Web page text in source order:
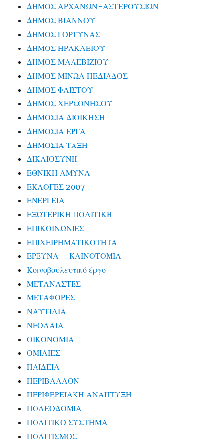
ΔΗΜΟΣ ΑΡΧΑΝΩΝ-ΑΣΤΕΡΟΥΣΙΩΝ
ΔΗΜΟΣ ΒΙΑΝΝΟΥ
ΔΗΜΟΣ ΓΟΡΤΥΝΑΣ
ΔΗΜΟΣ ΗΡΑΚΛΕΙΟΥ
ΔΗΜΟΣ ΜΑΛΕΒΙΖΙΟΥ
ΔΗΜΟΣ ΜΙΝΩΑ ΠΕΔΙΑΔΟΣ
ΔΗΜΟΣ ΦΑΙΣΤΟΥ
ΔΗΜΟΣ ΧΕΡΣΟΝΗΣΟΥ
ΔΗΜΟΣΙΑ ΔΙΟΙΚΗΣΗ
ΔΗΜΟΣΙΑ ΕΡΓΑ
ΔΗΜΟΣΙΑ ΤΑΞΗ
ΔΙΚΑΙΟΣΥΝΗ
ΕΘΝΙΚΗ ΑΜΥΝΑ
ΕΚΛΟΓΕΣ 2007
ΕΝΕΡΓΕΙΑ
ΕΞΩΤΕΡΙΚΗ ΠΟΛΙΤΙΚΗ
ΕΠΙΚΟΙΝΩΝΙΕΣ
ΕΠΙΧΕΙΡΗΜΑΤΙΚΟΤΗΤΑ
ΕΡΕΥΝΑ – ΚΑΙΝΟΤΟΜΙΑ
Κοινοβουλευτικό έργο
ΜΕΤΑΝΑΣΤΕΣ
ΜΕΤΑΦΟΡΕΣ
ΝΑΥΤΙΛΙΑ
ΝΕΟΛΑΙΑ
ΟΙΚΟΝΟΜΙΑ
ΟΜΙΛΙΕΣ
ΠΑΙΔΕΙΑ
ΠΕΡΙΒΑΛΛΟΝ
ΠΕΡΙΦΕΡΕΙΑΚΗ ΑΝΑΠΤΥΞΗ
ΠΟΛΕΟΔΟΜΙΑ
ΠΟΛΙΤΙΚΟ ΣΥΣΤΗΜΑ
ΠΟΛΙΤΙΣΜΟΣ